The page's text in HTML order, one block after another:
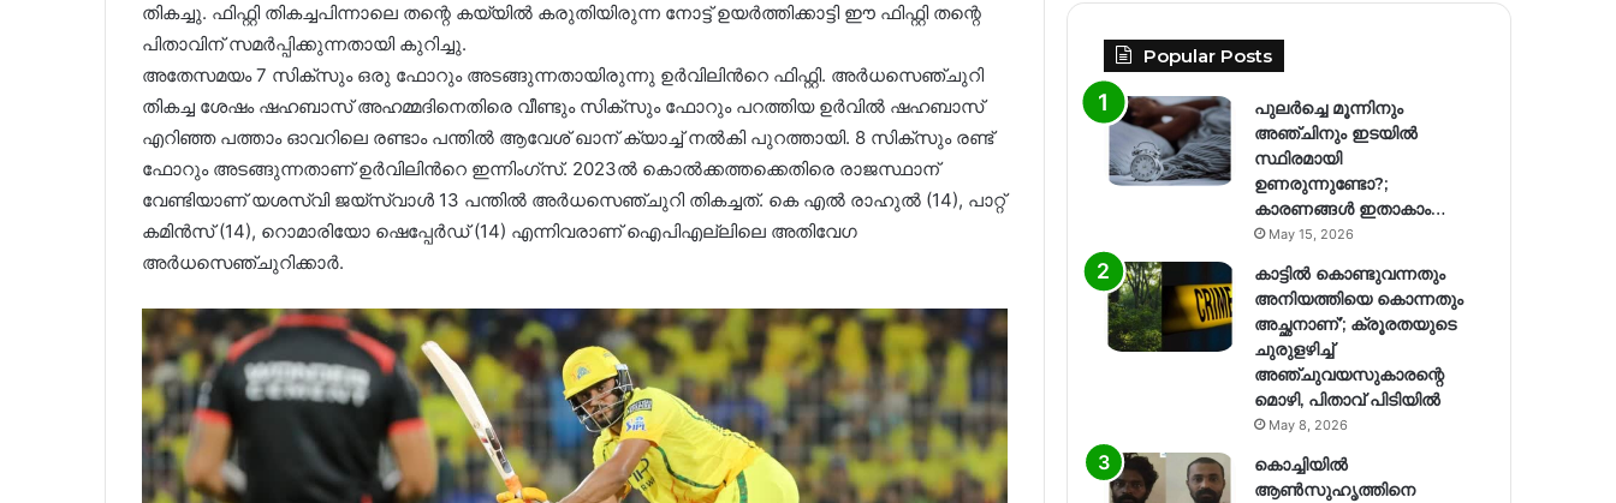
തികച്ചു. ഫിഫ്റ്റി തികച്ചപിന്നാലെ തന്റെ കയ്യിൽ കരുതിയിരുന്ന നോട്ട് ഉയർത്തിക്കാട്ടി ഈ ഫിഫ്റ്റി തന്റെ
പിതാവിന് സമർപ്പിക്കുന്നതായി കുറിച്ചു.
അതേസമയം 7 സിക്സും ഒരു ഫോറും അടങ്ങുന്നതായിരുന്നു ഉർവിലിൻറെ ഫിഫ്റ്റി. അർധസെഞ്ചുറി
തികച്ച ശേഷം ഷഹബാസ് അഹമ്മദിനെതിരെ വീണ്ടും സിക്സും ഫോറും പറത്തിയ ഉർവിൽ ഷഹബാസ്
എറിഞ്ഞ പത്താം ഓവറിലെ രണ്ടാം പന്തിൽ ആവേശ് ഖാന് ക്യാച്ച് നൽകി പുറത്തായി. 8 സിക്സും രണ്ട്
ഫോറും അടങ്ങുന്നതാണ് ഉർവിലിൻറെ ഇന്നിംഗ്സ്. 2023ൽ കൊൽക്കത്തക്കെതിരെ രാജസ്ഥാന്
വേണ്ടിയാണ് യശസ്വി ജയ്സ്വാൾ 13 പന്തിൽ അർധസെഞ്ചുറി തികച്ചത്. കെ എൽ രാഹുൽ (14), പാറ്റ്
കമിൻസ് (14), റൊമാരിയോ ഷെപ്പേർഡ് (14) എന്നിവരാണ് ഐപിഎല്ലിലെ അതിവേഗ
അർധസെഞ്ചുറിക്കാർ.
Popular Posts
പുലർച്ചെ മൂന്നിനും
അഞ്ചിനും ഇടയിൽ
സ്ഥിരമായി
ഉണരുന്നുണ്ടോ?;
കാരണങ്ങള്‍ ഇതാകാം…
May 15, 2026
കാട്ടിൽ കൊണ്ടുവന്നതും
അനിയത്തിയെ കൊന്നതും
അച്ഛനാണ്’; ക്രൂരതയുടെ
ചുരുളഴിച്ച്
അഞ്ചുവയസുകാരന്റെ
മൊഴി, പിതാവ് പിടിയിൽ
May 8, 2026
കൊച്ചിയിൽ
ആൺസുഹൃത്തിനെ